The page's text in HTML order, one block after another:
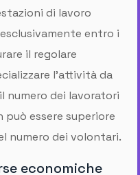
di lavoro
entro i
il regolare
l'attività da
numero dei lavoratori
essere superiore
numero dei volontari.
economiche